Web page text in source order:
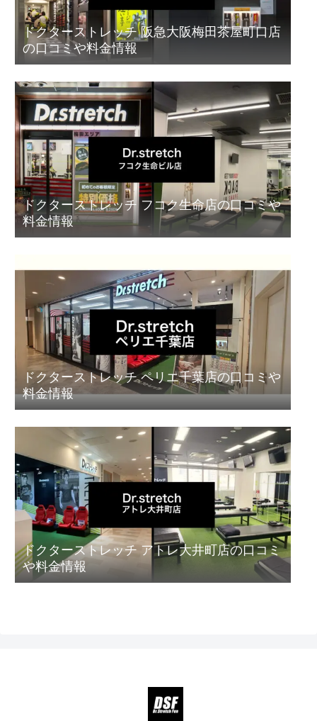
ドクターストレッチ 阪急大阪梅田茶屋町口店
の口コミや料金情報
ドクターストレッチ フコク生命店の口コミや
料金情報
ドクターストレッチ ペリエ千葉店の口コミや
料金情報
ドクターストレッチ アトレ大井町店の口コミ
や料金情報